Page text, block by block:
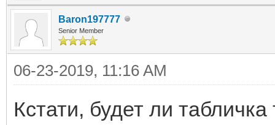
Baron197777
Senior Member
06-23-2019, 11:16 AM
Кстати, будет ли